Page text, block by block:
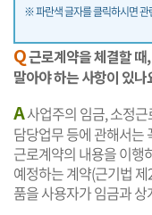
※ 파란색 글자를 클릭하시면 관
Q근로계약을 체결할
말아야 하는 사항이 있나
A사업주의 임금, 소정근
담당업무 등에 관해서는
근로계약의 내용을 이행
예정하는 계약(근기법
품을 사용자가 임금과